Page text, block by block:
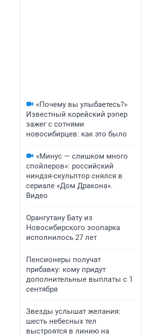
«Почему вы улыбаетесь?»
Известный корейский рэпер
зажег с сотнями
новосибирцев: как это было
«Минус — слишком много
спойлеров»: российский
ниндзя-скульптор снялся в
сериале «Дом Дракона».
Видео
Орангутану Бату из
Новосибирского зоопарка
исполнилось 27 лет
Пенсионеры получат
прибавку: кому придут
дополнительные выплаты с 1
сентября
Звезды услышат желания:
шесть небесных тел
выстроятся в линию на